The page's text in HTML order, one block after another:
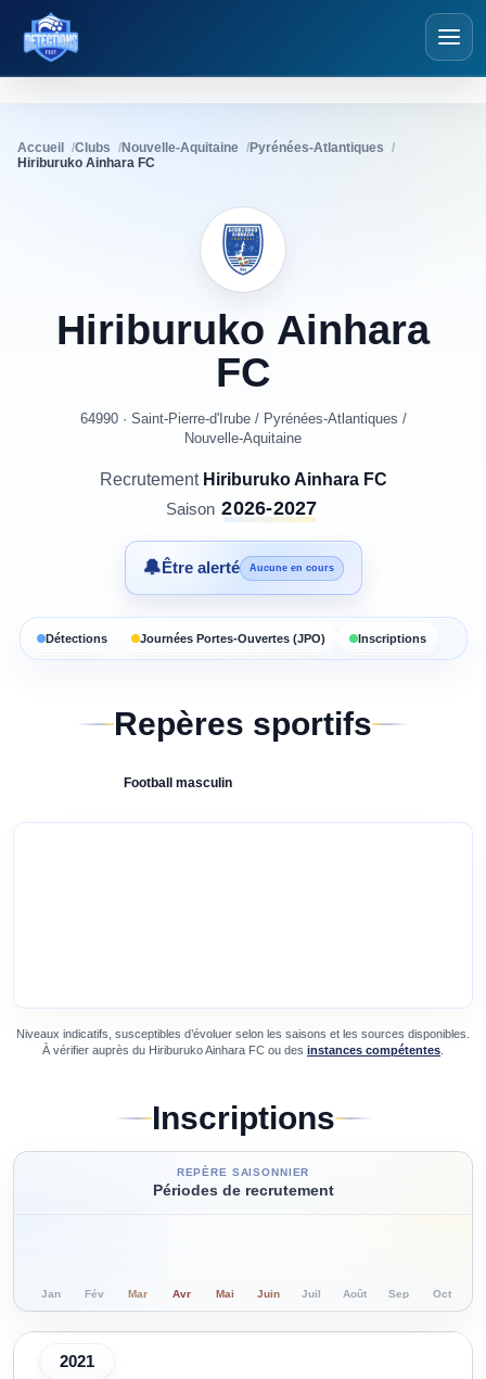
Détections Foot
Accueil Clubs Nouvelle-Aquitaine
Pyrénées-Atlantiques
Hiriburuko Ainhara FC
Hiriburuko Ainhara
FC
64990 · Saint-Pierre-d'Irube/ Pyrénées-Atlantiques /
Nouvelle-Aquitaine
Recrutement Hiriburuko Ainhara FC
Saison 2026-2027
🔔Être alerté Aucune en cours
Détections Journées Portes-Ouvertes (JPO) Inscriptions
Repères sportifs
Football masculin
Niveaux indicatifs, susceptibles d’évoluer selon les saisons et les sources disponibles.
À vérifier auprès du Hiriburuko Ainhara FC ou des instances compétentes
Inscriptions
REPÈRE SAISONNIER
Périodes de recrutement
Jan Fév Mar Avr Mai Juin Juil Août Sep Oct
2021